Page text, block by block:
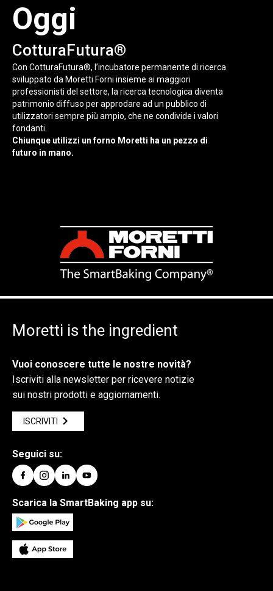
Oggi
CotturaFutura®
Con CotturaFutura®, l’incubatore permanente di ricerca
sviluppato da Moretti Forni insieme ai maggiori
professionisti del settore, la ricerca tecnologica diventa
patrimonio diffuso per approdare ad un pubblico di
utilizzatori sempre più ampio, che ne condivide i valori
fondanti.
Chiunque utilizzi un forno Moretti ha un pezzo di
futuro in mano.
Moretti is the ingredient
Vuoi conoscere tutte le nostre novità?
Iscriviti alla newsletter per ricevere notizie
sui nostri prodotti e aggiornamenti.
ISCRIVITI
Seguici su:
Scarica la SmartBaking app su: